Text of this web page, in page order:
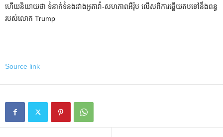
ហើយនិយាយថា ទំនាក់ទំនងរវាងអូតាវ៉ា-សហភាពអឺរ៉ុប លើសពីការឆ្លើយតបទៅនឹងពន្ធ
របស់លោក Trump
Source link